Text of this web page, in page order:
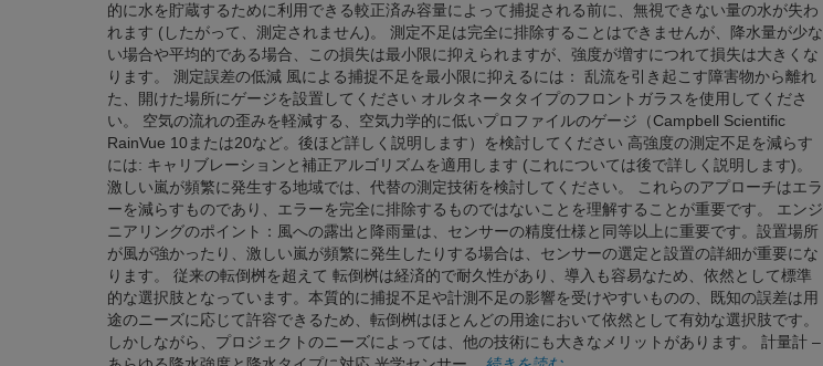
的に水を貯蔵するために利用できる較正済み容量によって捕捉される前に、無視できない量の水が失わ
れます (したがって、測定されません)。 測定不足は完全に排除することはできませんが、降水量が少な
い場合や平均的である場合、この損失は最小限に抑えられますが、強度が増すにつれて損失は大きくな
ります。 測定誤差の低減 風による捕捉不足を最小限に抑えるには： 乱流を引き起こす障害物から離れ
た、開けた場所にゲージを設置してください オルタネータタイプのフロントガラスを使用してくださ
い。 空気の流れの歪みを軽減する、空気力学的に低いプロファイルのゲージ（Campbell Scientific
RainVue 10または20など。後ほど詳しく説明します）を検討してください 高強度の測定不足を減らす
には: キャリブレーションと補正アルゴリズムを適用します (これについては後で詳しく説明します)。
激しい嵐が頻繁に発生する地域では、代替の測定技術を検討してください。 これらのアプローチはエラ
ーを減らすものであり、エラーを完全に排除するものではないことを理解することが重要です。 エンジ
ニアリングのポイント：風への露出と降雨量は、センサーの精度仕様と同等以上に重要です。設置場所
が風が強かったり、激しい嵐が頻繁に発生したりする場合は、センサーの選定と設置の詳細が重要にな
ります。 従来の転倒桝を超えて 転倒桝は経済的で耐久性があり、導入も容易なため、依然として標準
的な選択肢となっています。本質的に捕捉不足や計測不足の影響を受けやすいものの、既知の誤差は用
途のニーズに応じて許容できるため、転倒桝はほとんどの用途において依然として有効な選択肢です。
しかしながら、プロジェクトのニーズによっては、他の技術にも大きなメリットがあります。 計量計 –